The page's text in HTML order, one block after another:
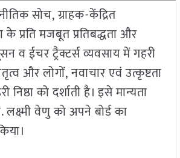
सोच, ग्राहक-केंद्रित
के प्रति मजबूत प्रतिबद्धता और
व ईचर ट्रैक्टर्स व्यवसाय में गहरी
और लोगों, नवाचार एवं उत्कृष्टता
निष्ठा को दर्शाती है। इसे मान्यता
वेणु को अपने बोर्ड का